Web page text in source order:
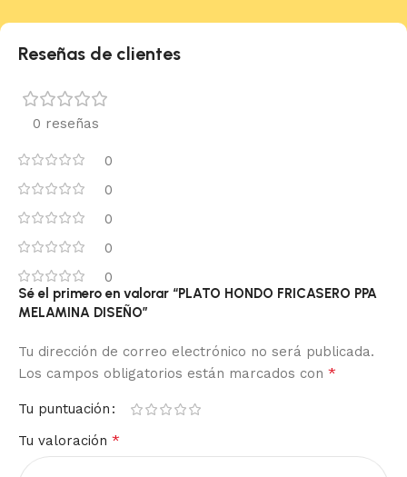
Reseñas de clientes
0 reseñas
0
0
0
0
0
Sé el primero en valorar “PLATO HONDO FRICASERO PPA
MELAMINA DISEÑO”
Tu dirección de correo electrónico no será publicada.
Los campos obligatorios están marcados con *
Tu puntuación
Tu valoración *